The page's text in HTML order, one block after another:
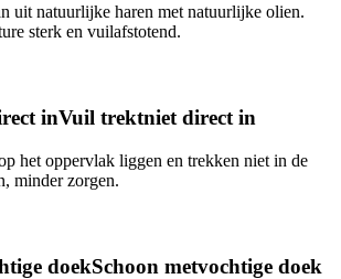
uit natuurlijke haren met natuurlijke olien.
sterk en vuilafstotend.
inVuil trektniet direct in
het oppervlak liggen en trekken niet in de
minder zorgen.
doekSchoon metvochtige doek